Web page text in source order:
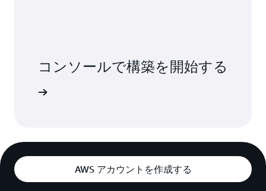
コンソールで構築を開始する
AWS アカウントを作成する